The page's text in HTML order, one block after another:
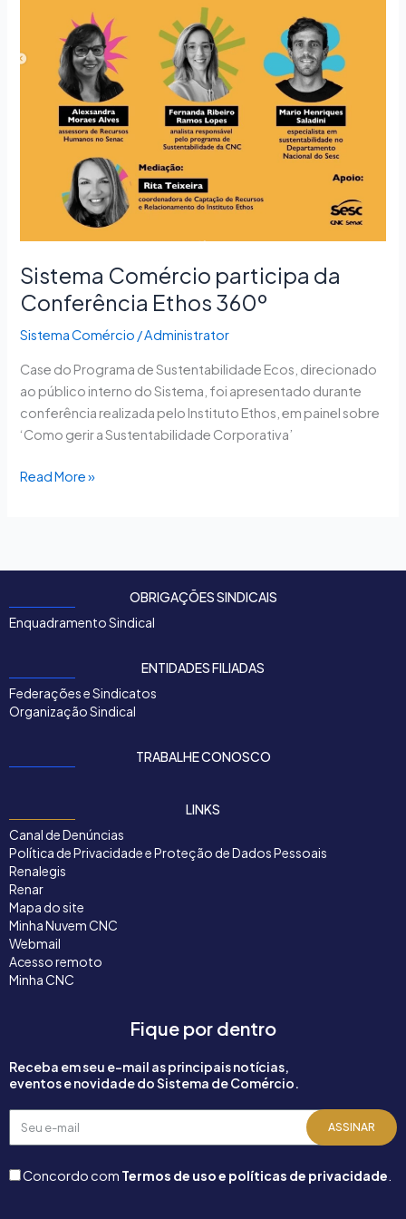
Sistema Comércio participa da
Conferência Ethos 360º
Sistema Comércio /Administrator
Case do Programa de Sustentabilidade Ecos, direcionado
ao público interno do Sistema, foi apresentado durante
conferência realizada pelo Instituto Ethos, em painel sobre
‘Como gerir a Sustentabilidade Corporativa’
Read More »
OBRIGAÇÕES SINDICAIS
Enquadramento Sindical
ENTIDADES FILIADAS
Federações e Sindicatos
Organização Sindical
TRABALHE CONOSCO
LINKS
Canal de Denúncias
Política de Privacidade e Proteção de Dados Pessoais
Renalegis
Renar
Mapa do site
Minha Nuvem CNC
Webmail
Acesso remoto
Minha CNC
Fique por dentro
Receba em seu e-mail as principais notícias,
eventos e novidade do Sistema de Comércio.
Seu
e-
ASSINAR
Concordo com Termos de uso e políticas de privacidade